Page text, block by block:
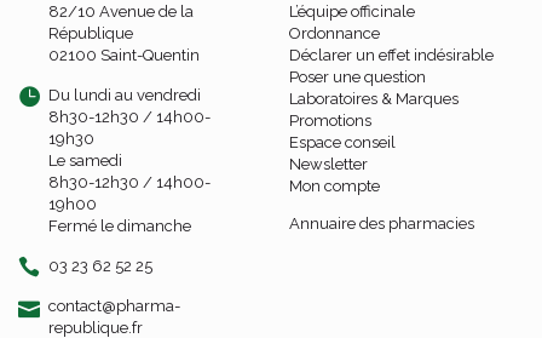
82/10 Avenue de la
République
02100 Saint-Quentin
Du lundi au vendredi
8h30-12h30 / 14h00-
19h30
Le samedi
8h30-12h30 / 14h00-
19h00
Fermé le dimanche
03 23 62 52 25
contact-
@-
pharma-
republique.fr
L’équipe officinale
Ordonnance
Déclarer un effet indésirable
Poser une question
Laboratoires & Marques
Promotions
Espace conseil
Newsletter
Mon compte
Annuaire des pharmacies